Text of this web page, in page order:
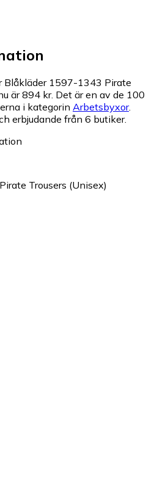
Blåkläder 1597-1343 Pirate
är 894 kr. Det är en av de 100
i kategorin Arbetsbyxor.
erbjudande från 6 butiker.
Trousers (Unisex)